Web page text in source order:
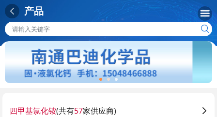
产品
四甲基氯化铵(共有57家供应商)